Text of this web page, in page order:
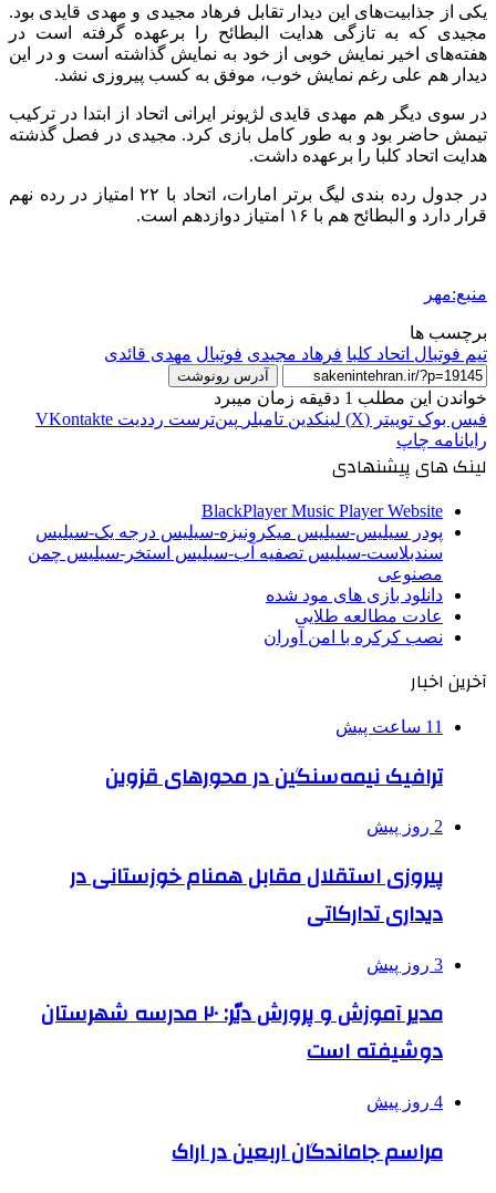
یکی از جذابیت‌های این دیدار تقابل فرهاد مجیدی و مهدی قایدی بود.
مجیدی که به تازگی هدایت البطائح را برعهده گرفته است در
هفته‌های اخیر نمایش خوبی از خود به نمایش گذاشته است و در این
دیدار هم علی رغم نمایش خوب، موفق به کسب پیروزی نشد.
در سوی دیگر هم مهدی قایدی لژیونر ایرانی اتحاد از ابتدا در ترکیب
تیمش حاضر بود و به طور کامل بازی کرد. مجیدی در فصل گذشته
هدایت اتحاد کلبا را برعهده داشت.
در جدول رده بندی لیگ برتر امارات، اتحاد با ۲۲ امتیاز در رده نهم
قرار دارد و البطائح هم با ۱۶ امتیاز دوازدهم است.
منبع:مهر
برچسب ها
تیم فوتبال اتحاد کلبا فرهاد مجیدی فوتبال مهدی قائدی
آدرس رونوشت
خواندن این مطلب 1 دقیقه زمان میبرد
فیس بوک توییتر (X) لینکدین ‫تامبلر ‫پین‌ترست ‫رددیت ‫VKontakte
رایانامه چاپ
لینک های پیشنهادی
BlackPlayer Music Player Website
پودر سیلیس-سیلیس میکرونیزه-سیلیس درجه یک-سیلیس
سندبلاست-سیلیس تصفیه آب-سیلیس استخر-سیلیس چمن
مصنوعی
دانلود بازی های مود شده
عادت مطالعه طلایی
نصب کرکره با امن آوران
آخرین اخبار
11 ساعت پیش
ترافیک نیمه‌سنگین در محورهای قزوین
2 روز پیش
پیروزی استقلال مقابل همنام خوزستانی در
دیداری تدارکاتی
3 روز پیش
مدیر آموزش و پرورش دیّر: ۲۰ مدرسه شهرستان
دوشیفته است
4 روز پیش
مراسم جاماندگان اربعین در اراک